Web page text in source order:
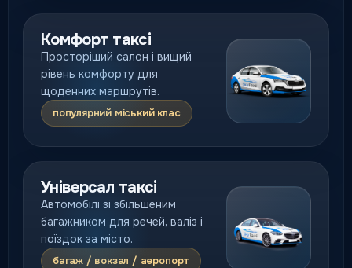
Комфорт таксі
Просторіший салон і вищий
рівень комфорту для
щоденних маршрутів.
популярний міський клас
Універсал таксі
Автомобілі зі збільшеним
багажником для речей, валіз і
поїздок за місто.
багаж / вокзал / аеропорт